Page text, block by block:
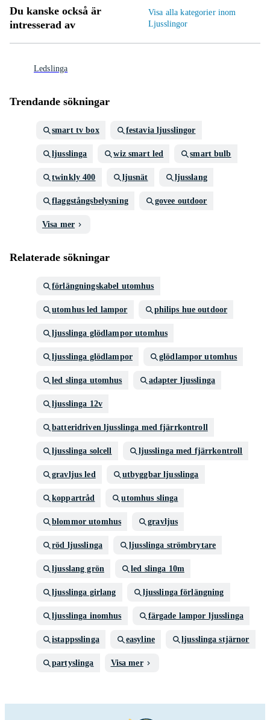
Du kanske också är
intresserad av
Visa alla kategorier inom
Ljusslingor
Ledslinga
Trendande sökningar
smart tv box festavia ljusslingor
ljusslinga wiz smart led smart bulb
twinkly 400 ljusnät ljusslang
flaggstångsbelysning govee outdoor
Visa mer
Relaterade sökningar
förlängningskabel utomhus
utomhus led lampor philips hue outdoor
ljusslinga glödlampor utomhus
ljusslinga glödlampor glödlampor utomhus
led slinga utomhus adapter ljusslinga
ljusslinga 12v
batteridriven ljusslinga med fjärrkontroll
ljusslinga solcell ljusslinga med fjärrkontroll
gravljus led utbyggbar ljusslinga
koppartråd utomhus slinga
blommor utomhus gravljus
röd ljusslinga ljusslinga strömbrytare
ljusslang grön led slinga 10m
ljusslinga girlang ljusslinga förlängning
ljusslinga inomhus färgade lampor ljusslinga
istappsslinga easyline ljusslinga stjärnor
partyslinga Visa mer